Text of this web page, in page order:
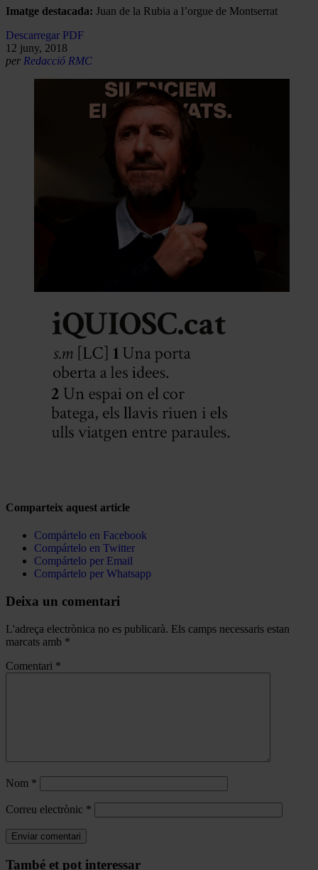
Imatge destacada: Juan de la Rubia a l’orgue de Montserrat
Descarregar PDF
12 juny, 2018
per Redacció RMC
Comparteix aquest article
Compártelo en Facebook
Compártelo en Twitter
Compártelo per Email
Compártelo per Whatsapp
Deixa un comentari
L'adreça electrònica no es publicarà. Els camps necessaris estan
marcats amb *
Comentari *
Nom *
Correu electrònic *
Navegar
També et pot interessar